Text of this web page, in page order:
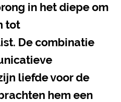
in het diepe om
tot
De combinatie
liefde voor de
hem een